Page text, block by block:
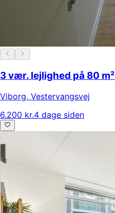
3 vær. lejlighed på 80 m²
Viborg, Vestervangsvej
6.200 kr.4 dage siden